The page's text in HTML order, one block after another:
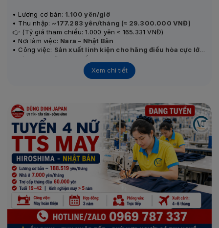
• Lương cơ bản: 1.100 yên/giờ
• Thu nhập: ~177.283 yên/tháng (≈ 29.300.000 VNĐ)
👉 (Tỷ giá tham chiếu: 1.000 yên ≈ 165.331 VNĐ)
• Nơi làm việc: Nara – Nhật Bản
• Công việc: Sản xuất linh kiện cho hãng điều hòa cực lớn
• Tình trạng: Đang tuyển
Thi trực tiếpXem chi tiết